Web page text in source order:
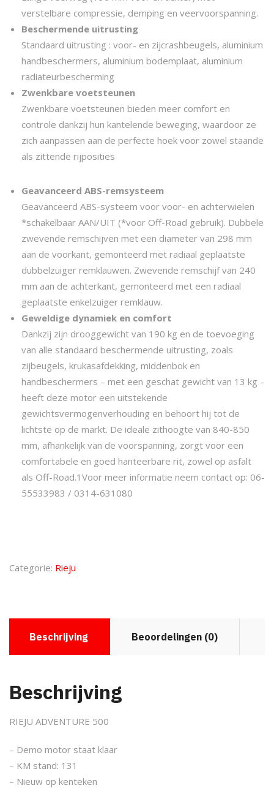
.
verstelbare compressie, demping en veervoorspanning.
Beschermende uitrusting
Standaard uitrusting : voor- en zijcrashbeugels, aluminium
handbeschermers, aluminium bodemplaat, aluminium
radiateurbescherming
Zwenkbare voetsteunen
Zwenkbare voetsteunen bieden meer comfort en
controle dankzij hun kantelende beweging, waardoor ze
zich aanpassen aan de perfecte hoek voor zowel staande
als zittende rijposities
Geavanceerd ABS-remsysteem
Geavanceerd ABS-systeem voor voor- en achterwielen
*schakelbaar AAN/UIT (*voor Off-Road gebruik). Dubbele
zwevende remschijven met een diameter van 298 mm
aan de voorkant, gemonteerd met radiaal geplaatste
dubbelzuiger remklauwen. Zwevende remschijf van 240
mm aan de achterkant, gemonteerd met een radiaal
geplaatste enkelzuiger remklauw.
Geweldige dynamiek en comfort
Dankzij zijn drooggewicht van 190 kg en de toevoeging
van alle standaard beschermende uitrusting, zoals
zijbeugels, krukasafdekking, middenbok en
handbeschermers – met een geschat gewicht van 13 kg –
heeft deze motor een uitstekende
gewichtsvermogenverhouding en behoort hij tot de
lichtste op de markt. De ideale zithoogte van 840-850
mm, afhankelijk van de voorspanning, zorgt voor een
comfortabele en goed hanteerbare rit, zowel op asfalt
als Off-Road.1Voor meer informatie neem contact op: 06-
55533983 / 0314-631080
Categorie: Rieju
Beschrijving Beoordelingen (0)
Beschrijving
RIEJU ADVENTURE 500
– Demo motor staat klaar
– KM stand: 131
– Nieuw op kenteken